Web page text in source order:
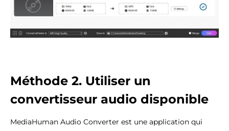
Méthode 2. Utiliser un
convertisseur audio disponible
MediaHuman Audio Converter est une application qui